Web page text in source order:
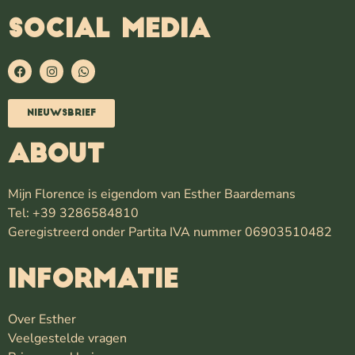
SOCIAL MEDIA
Nieuwsbrief
ABOUT
Mijn Florence is eigendom van Esther Baardemans
Tel: +39 3286584810
Geregistreerd onder Partita IVA nummer 06903510482
INFORMATIE
Over Esther
Veelgestelde vragen